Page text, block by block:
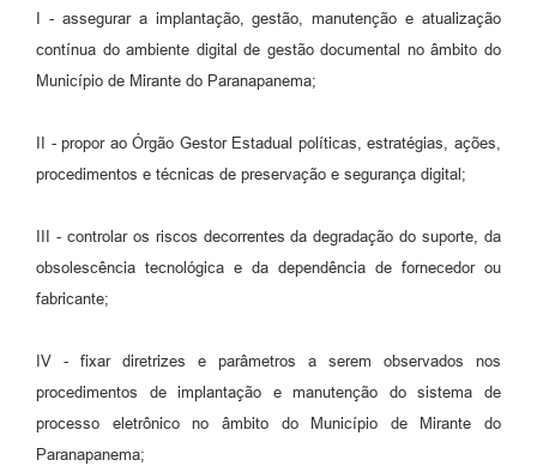
I - assegurar a implantação, gestão, manutenção e atualização
contínua do ambiente digital de gestão documental no âmbito do
Município de Mirante do Paranapanema;
II - propor ao Órgão Gestor Estadual políticas, estratégias, ações,
procedimentos e técnicas de preservação e segurança digital;
III - controlar os riscos decorrentes da degradação do suporte, da
obsolescência tecnológica e da dependência de fornecedor ou
fabricante;
IV - fixar diretrizes e parâmetros a serem observados nos
procedimentos de implantação e manutenção do sistema de
processo eletrônico no âmbito do Município de Mirante do
Paranapanema;